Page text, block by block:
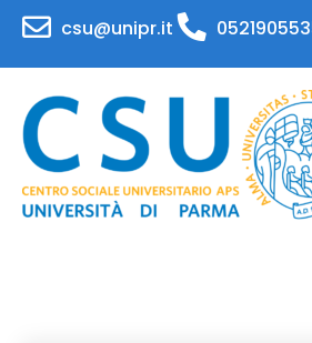
Skip
content
csu@unipr.it